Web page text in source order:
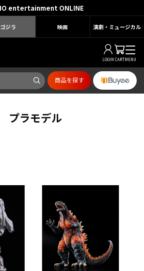
entertainment ONLINE
ゴジラ 映画 演劇・ミュージカル
LOGIN CARTMENU
商品を探す
プラモデル